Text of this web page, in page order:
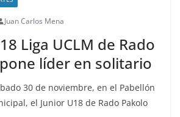
Juan Carlos Mena
Liga UCLM de Rado
líder en solitario
30 de noviembre, en el Pabellón
el Junior U18 de Rado Pakolo